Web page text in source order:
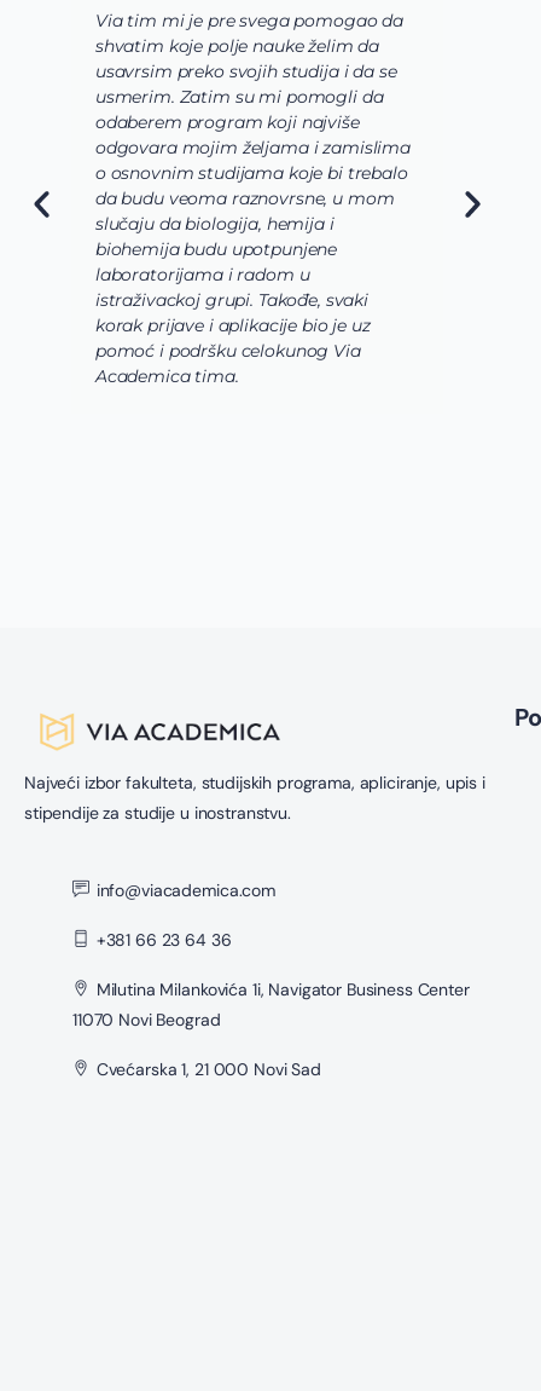
Via tim mi je pre svega pomogao da
shvatim koje polje nauke želim da
usavrsim preko svojih studija i da se
usmerim. Zatim su mi pomogli da
odaberem program koji najviše
odgovara mojim željama i zamislima
o osnovnim studijama koje bi trebalo
da budu veoma raznovrsne, u mom
slučaju da biologija, hemija i
biohemija budu upotpunjene
laboratorijama i radom u
istraživackoj grupi. Takođe, svaki
korak prijave i aplikacije bio je uz
pomoć i podršku celokunog Via
Academica tima.
Najveći izbor fakulteta, studijskih programa, apliciranje, upis i
stipendije za studije u inostranstvu.
info@viacademica.com
+381 66 23 64 36
Milutina Milankovića 1i, Navigator Business Center
11070 Novi Beograd
Cvećarska 1, 21 000 Novi Sad